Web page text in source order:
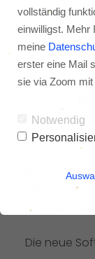
eine
BENJAMIN
Die neue
vollständig
einwilligst. Mehr
meine
erster eine Mail
sie via Zoom mit
Notwendig